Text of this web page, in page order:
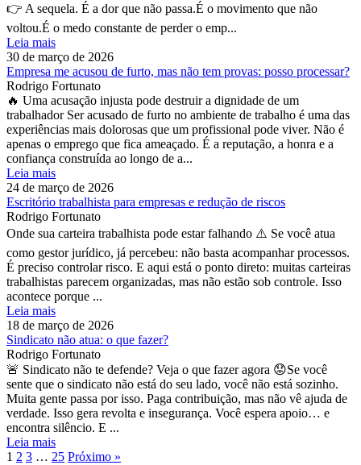
👉 A sequela. É a dor que não passa.É o movimento que não
voltou.É o medo constante de perder o emp...
Leia mais
30 de março de 2026
Empresa me acusou de furto, mas não tem provas: posso processar?
Rodrigo Fortunato
🔥 Uma acusação injusta pode destruir a dignidade de um
trabalhador Ser acusado de furto no ambiente de trabalho é uma das
experiências mais dolorosas que um profissional pode viver. Não é
apenas o emprego que fica ameaçado. É a reputação, a honra e a
confiança construída ao longo de a...
Leia mais
24 de março de 2026
Escritório trabalhista para empresas e redução de riscos
Rodrigo Fortunato
Onde sua carteira trabalhista pode estar falhando ⚠️ Se você atua
como gestor jurídico, já percebeu: não basta acompanhar processos.
É preciso controlar risco. E aqui está o ponto direto: muitas carteiras
trabalhistas parecem organizadas, mas não estão sob controle. Isso
acontece porque ...
Leia mais
18 de março de 2026
Sindicato não atua: o que fazer?
Rodrigo Fortunato
🚨 Sindicato não te defende? Veja o que fazer agora 😟Se você
sente que o sindicato não está do seu lado, você não está sozinho.
Muita gente passa por isso. Paga contribuição, mas não vê ajuda de
verdade. Isso gera revolta e insegurança. Você espera apoio… e
encontra silêncio. E ...
Leia mais
1 2 3 … 25 Próximo »